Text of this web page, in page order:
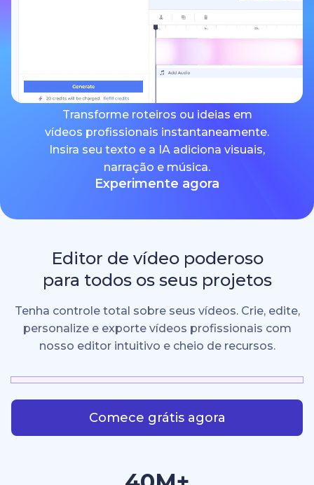
Transforme roteiros ou ideias em
vídeos profissionais instantaneamente.
Insira seu texto e a IA adiciona visuais,
narração e música.
Experimente agora
Editor de vídeo poderoso
para todos os seus projetos
Tenha controle total sobre seus vídeos. Crie, edite,
personalize e exporte vídeos profissionais com
nosso editor intuitivo e cheio de recursos.
Comece grátis agora